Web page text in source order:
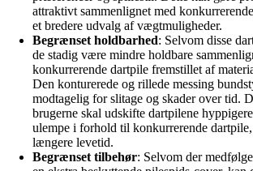
attraktivt sammenlignet med
et bredere udvalg af vægtmuligheder.
Begrænset holdbarhed: Selvom disse
de stadig være mindre holdbare
konkurrerende dartpile fremstillet af
Den konturerede og rillede messing
modtagelig for slitage og skader over tid.
brugerne skal udskifte dartpilene
ulempe i forhold til konkurrerende
længere levetid.
Begrænset tilbehør: Selvom der